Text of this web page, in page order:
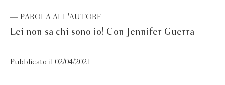
— PAROLA ALL'AUTORE
Lei non sa chi sono io! Con Jennifer Guerra
Pubblicato il 02/04/2021